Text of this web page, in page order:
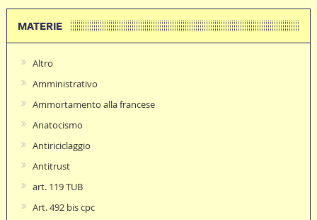
MATERIE
Altro
Amministrativo
Ammortamento alla francese
Anatocismo
Antiriciclaggio
Antitrust
art. 119 TUB
Art. 492 bis cpc